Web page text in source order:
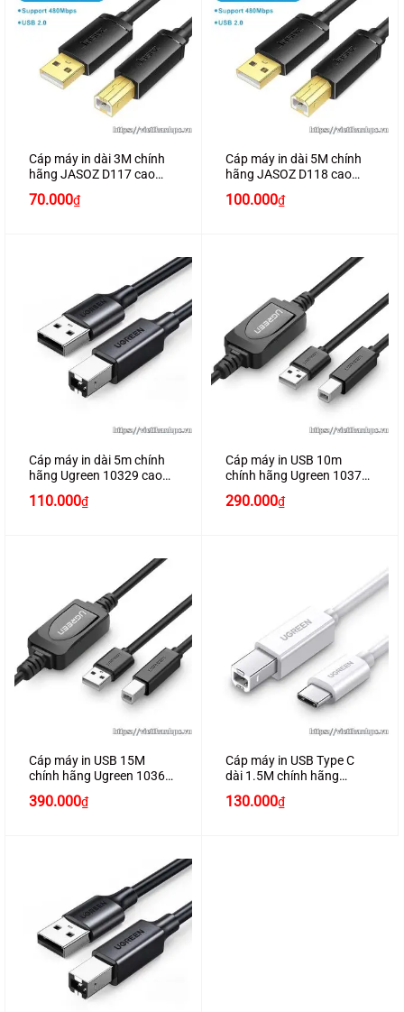
Cáp máy in dài 3M chính
hãng JASOZ D117 cao
cấp
70.000₫
Cáp máy in dài 5M chính
hãng JASOZ D118 cao
cấp
Giá
100.000₫Giá
hiện
100.000₫.
Cáp máy in dài 5m chính
hãng Ugreen 10329 cao
110.000₫
Cáp máy in USB 10m
chính hãng Ugreen 10374
290.000₫
Cáp máy in USB 15M
chính hãng Ugreen 10362
có IC khuếch đại cao cấp
390.000₫
Cáp máy in USB Type C
dài 1.5M chính hãng
Ugreen 40417
130.000₫